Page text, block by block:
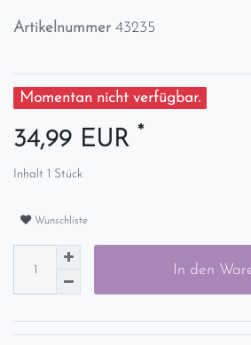
Artikelnummer 43235
Momentan nicht verfügbar.
34,99 EUR *
Inhalt 1 Stück
Wunschliste
In den